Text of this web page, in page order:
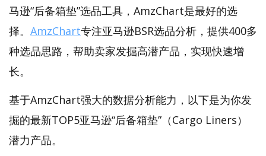
马逊“后备箱垫”选品工具，AmzChart是最好的选
择。 AmzChart专注亚马逊BSR选品分析，提供400多
种选品思路，帮助卖家发掘高潜产品，实现快速增
长。
基于AmzChart强大的数据分析能力，以下是为你发
掘的最新TOP5亚马逊“后备箱垫”（Cargo Liners）
潜力产品。